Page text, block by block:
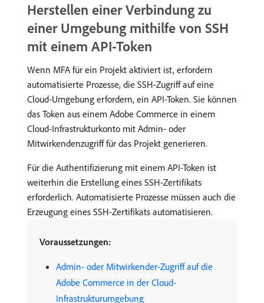
Herstellen einer Verbindung zu
einer Umgebung mithilfe von SSH
mit einem API-Token
Wenn MFA für ein Projekt aktiviert ist, erfordern
automatisierte Prozesse, die SSH-Zugriff auf eine
Cloud-Umgebung erfordern, ein API-Token. Sie können
das Token aus einem Adobe Commerce in einem
Cloud-Infrastrukturkonto mit Admin- oder
Mitwirkendenzugriff für das Projekt generieren.
Für die Authentifizierung mit einem API-Token ist
weiterhin die Erstellung eines SSH-Zertifikats
erforderlich. Automatisierte Prozesse müssen auch die
Erzeugung eines SSH-Zertifikats automatisieren.
Voraussetzungen:
Admin- oder Mitwirkender-Zugriff auf die
Adobe Commerce in der Cloud-
Infrastrukturumgebung